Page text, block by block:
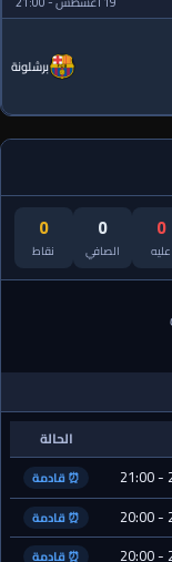
برشلونة
0
عليه
0
الصافي
0
نقاط
الحالة
⏰ قادمة
⏰ قادمة
⏰ قادمة